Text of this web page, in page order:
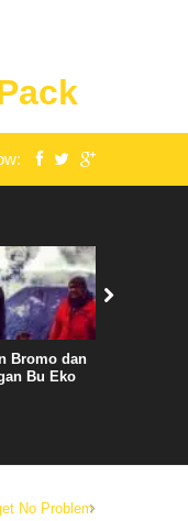
Bromo dan
Bu Eko
No Problem